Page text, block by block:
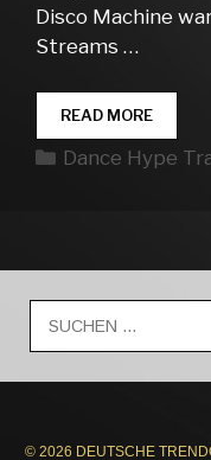
Disco Machine
Streams …
READ MOREDANCE
HYPE
Kategorien
Dance Hype
nach:
© 2026 DEUTSCHE